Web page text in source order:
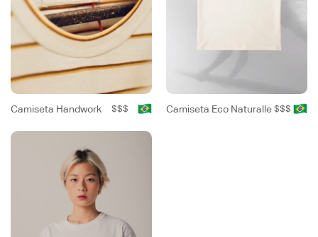
Camiseta Handwork $$$ Camiseta Eco Naturalle $$$